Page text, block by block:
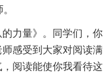
力量》。同学们，你
感受到大家对阅读满
阅读能使你我看待这